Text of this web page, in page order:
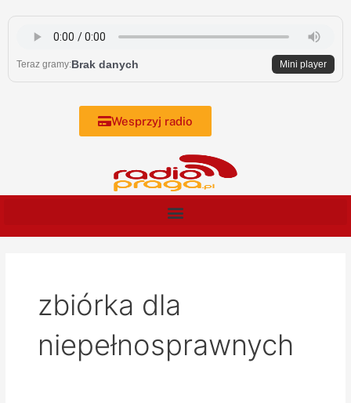
content
Teraz gramy:Brak danych Mini player
Wesprzyj radio
zbiórka dla
niepełnosprawnych